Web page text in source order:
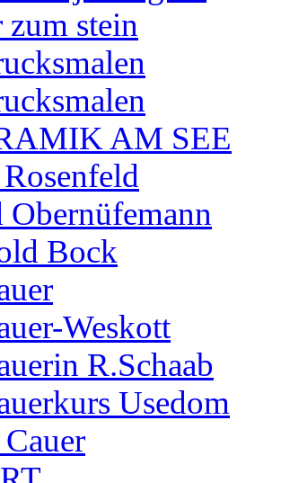
zum stein
AM SEE
Obernüfemann
Bock
Weskott
R.Schaab
Usedom